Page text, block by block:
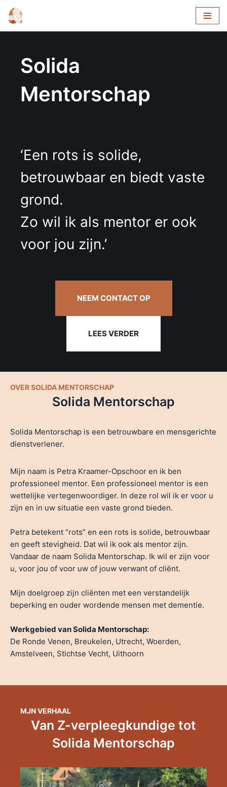
Ga
inhoud
Solida
Mentorschap
‘Een rots is solide,
betrouwbaar en biedt vaste
grond.
Zo wil ik als mentor er ook
voor jou zijn.’
NEEM CONTACT OP
LEES VERDER
OVER SOLIDA MENTORSCHAP
Solida Mentorschap
Solida Mentorschap is een betrouwbare en mensgerichte
dienstverlener.
Mijn naam is Petra Kraamer-Opschoor en ik ben
professioneel mentor. Een professioneel mentor is een
wettelijke vertegenwoordiger. In deze rol wil ik er voor u
zijn en in uw situatie een vaste grond bieden.
Petra betekent “rots” en een rots is solide, betrouwbaar
en geeft stevigheid. Dat wil ik ook als mentor zijn.
Vandaar de naam Solida Mentorschap. Ik wil er zijn voor
u, voor jou of voor uw of jouw verwant of cliënt.
Mijn doelgroep zijn cliënten met een verstandelijk
beperking en ouder wordende mensen met dementie.
Werkgebied van Solida Mentorschap:
De Ronde Venen, Breukelen, Utrecht, Woerden,
Amstelveen, Stichtse Vecht, Uithoorn
MJN VERHAAL
Van Z-verpleegkundige tot
Solida Mentorschap